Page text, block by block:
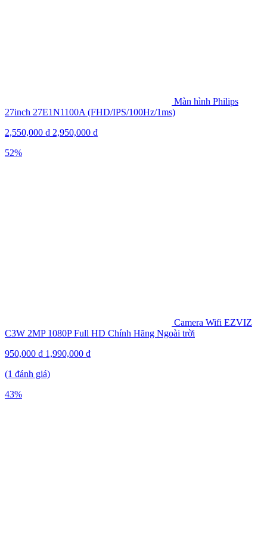
Màn hình Philips
27inch 27E1N1100A (FHD/IPS/100Hz/1ms)
2,550,000 ₫ 2,950,000 ₫
52%
Camera Wifi EZVIZ
C3W 2MP 1080P Full HD Chính Hãng Ngoài trời
950,000 ₫ 1,990,000 ₫
(1 đánh giá)
43%